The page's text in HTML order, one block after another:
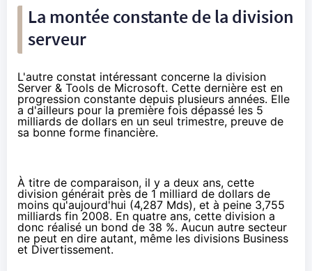
La montée constante de la division
serveur
L'autre constat intéressant concerne la division
Server & Tools de Microsoft. Cette dernière est en
progression constante depuis plusieurs années. Elle
a d'ailleurs pour la première fois dépassé les 5
milliards de dollars en un seul trimestre, preuve de
sa bonne forme financière.
À titre de comparaison, il y a deux ans, cette
division générait près de 1 milliard de dollars de
moins qu'aujourd'hui (4,287 Mds), et à peine 3,755
milliards fin 2008. En quatre ans, cette division a
donc réalisé un bond de 38 %. Aucun autre secteur
ne peut en dire autant, même les divisions Business
et Divertissement.